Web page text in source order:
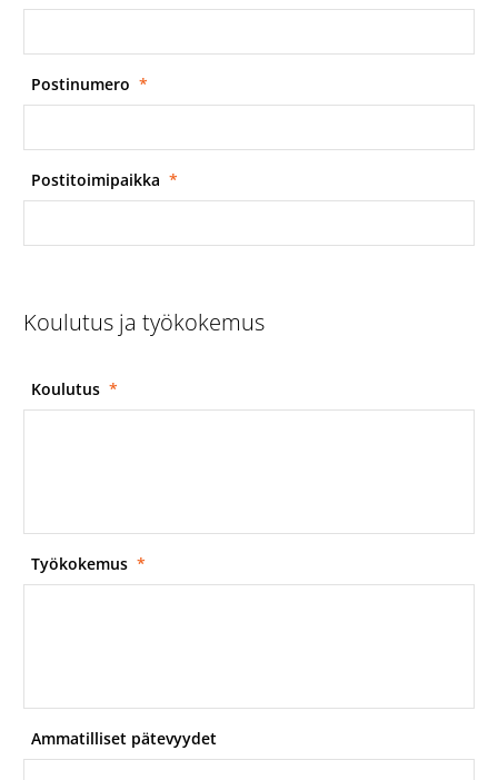
Postinumero *
Postitoimipaikka *
Koulutus ja työkokemus
Koulutus *
Työkokemus *
Ammatilliset pätevyydet